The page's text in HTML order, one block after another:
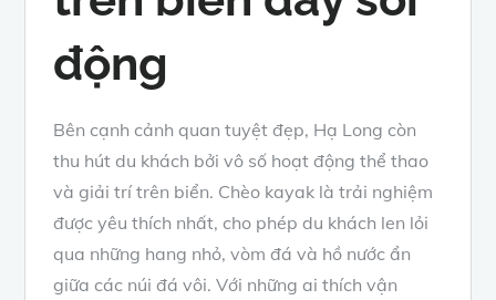
động
Bên cạnh cảnh quan tuyệt đẹp, Hạ Long còn
thu hút du khách bởi vô số hoạt động thể thao
và giải trí trên biển. Chèo kayak là trải nghiệm
được yêu thích nhất, cho phép du khách len lỏi
qua những hang nhỏ, vòm đá và hồ nước ẩn
giữa các núi đá vôi. Với những ai thích vận